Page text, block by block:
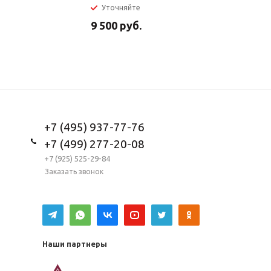
Уточняйте
9 500 руб.
+7 (495) 937-77-76
+7 (499) 277-20-08
+7 (925) 525-29-84
Заказать звонок
Наши партнеры